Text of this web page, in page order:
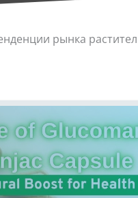
рынка